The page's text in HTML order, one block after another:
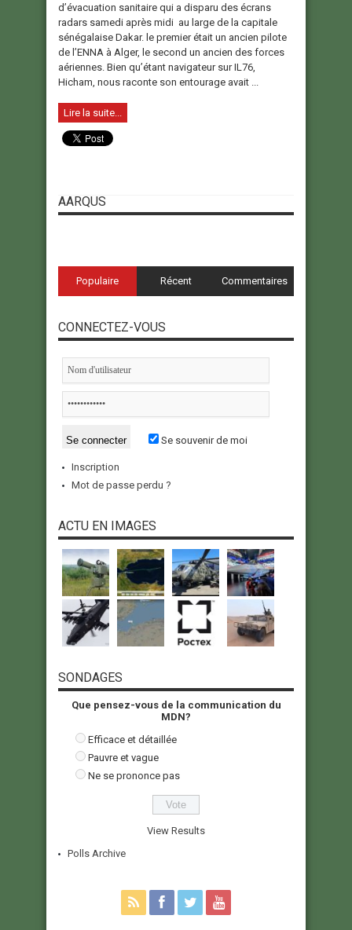
d’évacuation sanitaire qui a disparu des écrans
radars samedi après midi au large de la capitale
sénégalaise Dakar. le premier était un ancien pilote
de l’ENNA à Alger, le second un ancien des forces
aériennes. Bien qu’étant navigateur sur IL76,
Hicham, nous raconte son entourage avait ...
Lire la suite...
AARQUS
Populaire Récent Commentaires
CONNECTEZ-VOUS
Se souvenir de moi
Inscription
Mot de passe perdu ?
ACTU EN IMAGES
SONDAGES
Que pensez-vous de la communication du
MDN?
Efficace et détaillée
Pauvre et vague
Ne se prononce pas
View Results
Polls Archive